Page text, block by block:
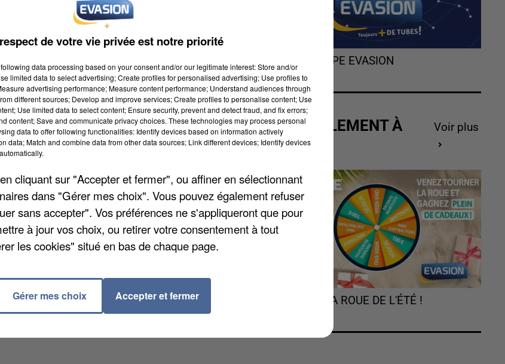
après avoir volé une brioche, samedi,
client avec un cutter avant de s'en prendre à
son propriétaire. La police est venue
à 46 ans, ont porté plainte.
L'HOROSCOPE EVASION
ACTUELLEMENT À
GAGNER
Voir plus
TOURNEZ LA ROUE DE L'ÉTÉ !
de votre vie privée est notre priorité
data processing based on your consent and/or our legitimate interest: Store and/or
limited data to select advertising; Create profiles for personalised advertising; Use profiles to
advertising performance; Measure content performance; Understand audiences through
different sources; Develop and improve services; Create profiles to personalise content; Use
Use limited data to select content; Ensure security, prevent and detect fraud, and fix errors;
content; Save and communicate privacy choices. These technologies may process personal
data to offer following functionalities: Identify devices based on information actively
data; Match and combine data from other data sources; Link different devices; Identify devices
cliquant sur "Accepter et fermer", ou affiner en sélectionnant
dans "Gérer mes choix". Vous pouvez également refuser
sans accepter". Vos préférences ne s'appliqueront que pour
à jour vos choix, ou retirer votre consentement à tout
les cookies" situé en bas de chaque page.
Gérer mes choix Accepter et fermer